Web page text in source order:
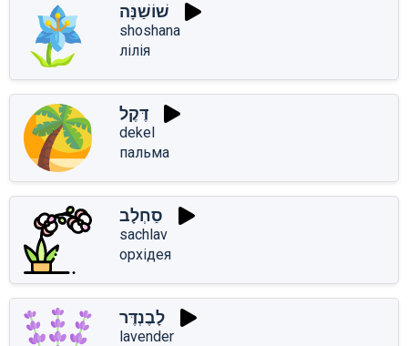
שׁוֹשַׁנָּה
shoshana
лілія
דֶּקֶל
dekel
пальма
סַחְלָב
sachlav
орхідея
לָבֶנְדֶּר
lavender